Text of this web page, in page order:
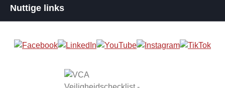
Nuttige links